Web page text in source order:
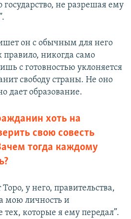
государство, не разрешая ему
он с обычным для него
никогда само
с готовностью уклоняется
свободу страны. Не оно
дает образование.
хоть на
свою совесть
тогда каждому
у него, правительства,
мою личность и
тех, которые я ему передал”.